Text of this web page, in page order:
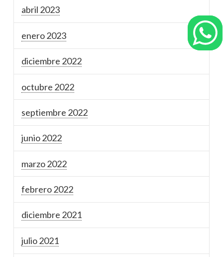
abril 2023
enero 2023
diciembre 2022
octubre 2022
septiembre 2022
junio 2022
marzo 2022
febrero 2022
diciembre 2021
julio 2021